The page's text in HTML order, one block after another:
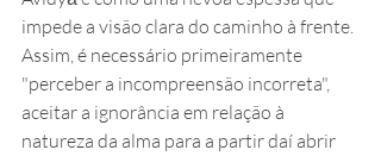
impede a visão clara do caminho à frente.
Assim, é necessário primeiramente
"perceber a incompreensão incorreta",
aceitar a ignorância em relação à
natureza da alma para a partir daí abrir